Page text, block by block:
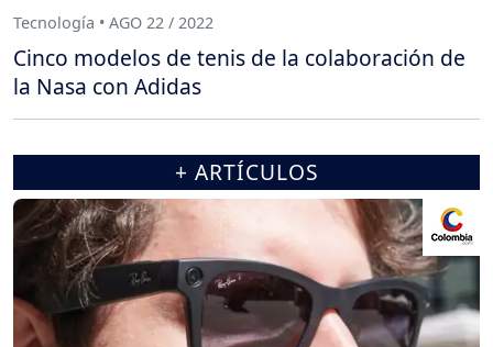
Tecnología • AGO 22 / 2022
Cinco modelos de tenis de la colaboración de
la Nasa con Adidas
+ ARTÍCULOS